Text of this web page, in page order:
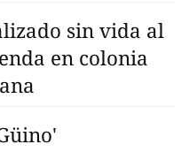
sin vida al
en colonia